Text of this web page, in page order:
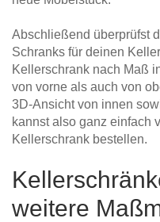
Abschließend überprüfst
Schranks für deinen
Kellerschrank nach Maß
von vorne als auch von
3D-Ansicht von innen
kannst also ganz einfach
Kellerschrank bestellen.
weitere